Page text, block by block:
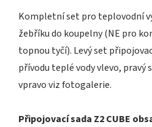
Kompletní set pro teplovodní
žebříku do koupelny (NE pro
topnou tyčí). Levý set
přívodu teplé vody vlevo, pravý
vpravo viz fotogalerie.
Připojovací sada Z2 CUBE